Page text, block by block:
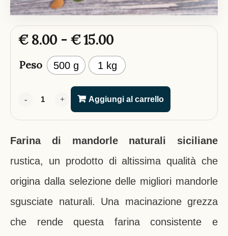
€ 8.00 - €15.00
Peso 500 g 1 kg
- +
- + Aggiungi al carrello
Farina di mandorle naturali siciliane
rustica, un prodotto di altissima qualità che
origina dalla selezione delle migliori mandorle
sgusciate naturali. Una macinazione grezza
che rende questa farina consistente e